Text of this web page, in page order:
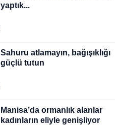
yaptık...
Sahuru atlamayın, bağışıklığı
güçlü tutun
Manisa’da ormanlık alanlar
kadınların eliyle genişliyor